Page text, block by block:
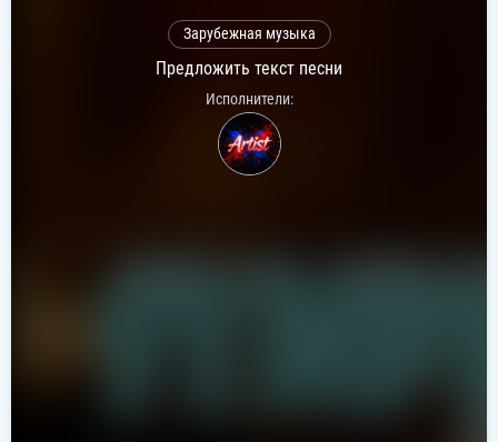
Зарубежная музыка
Предложить текст песни
Исполнители: